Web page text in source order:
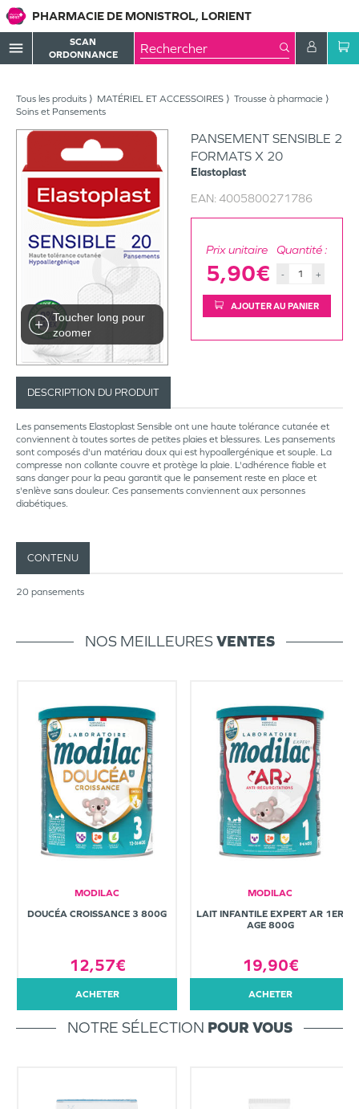
PHARMACIE DE MONISTROL, LORIENT
menu
SCAN
ORDONNANCE
Tous les produits MATÉRIEL ET ACCESSOIRES
Trousse à pharmacie
Soins et Pansements
Toucher long pour
zoomer
PANSEMENT SENSIBLE 2
FORMATS X 20
Elastoplast
EAN: 4005800271786
Prix unitaire
5,90€
Quantité :
- +
AJOUTER AU PANIER
DESCRIPTION DU PRODUIT
Les pansements Elastoplast Sensible ont une haute tolérance cutanée et
conviennent à toutes sortes de petites plaies et blessures. Les pansements
sont composés d'un matériau doux qui est hypoallergénique et souple. La
compresse non collante couvre et protège la plaie. L'adhérence fiable et
sans danger pour la peau garantit que le pansement reste en place et
s'enlève sans douleur. Ces pansements conviennent aux personnes
diabétiques.
CONTENU
20 pansements
NOS MEILLEURESVENTES
MODILAC
DOUCÉA CROISSANCE 3 800G
12,57€
ACHETER
MODILAC
LAIT INFANTILE EXPERT AR 1ER
AGE 800G
19,90€
ACHETER
NOTRE SÉLECTION POUR VOUS